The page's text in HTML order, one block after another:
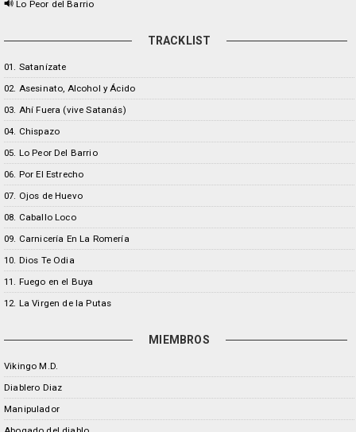
Lo Peor del Barrio
TRACKLIST
01. Satanízate
02. Asesinato, Alcohol y Ácido
03. Ahí Fuera (vive Satanás)
04. Chispazo
05. Lo Peor Del Barrio
06. Por El Estrecho
07. Ojos de Huevo
08. Caballo Loco
09. Carnicería En La Romería
10. Dios Te Odia
11. Fuego en el Buya
12. La Virgen de la Putas
MIEMBROS
Vikingo M.D.
Diablero Diaz
Manipulador